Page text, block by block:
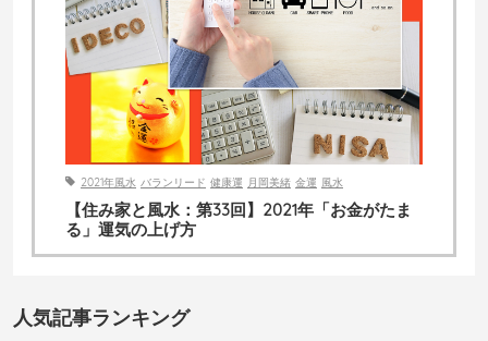
人気記事ランキング
2021年風水 バランリード 健康運 月岡美緒 金運 風水
【住み家と風水：第33回】2021年「お金がたま
る」運気の上げ方